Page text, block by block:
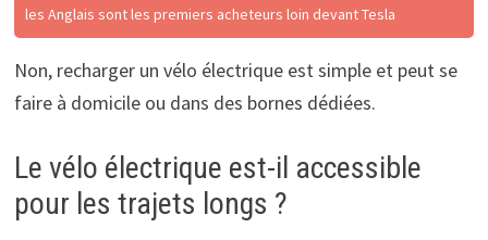
les Anglais sont les premiers acheteurs loin devant Tesla
Non, recharger un vélo électrique est simple et peut se
faire à domicile ou dans des bornes dédiées.
Le vélo électrique est-il accessible
pour les trajets longs ?